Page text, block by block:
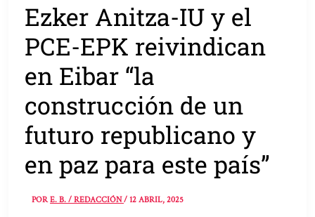
Ezker Anitza-IU y el
PCE-EPK reivindican
en Eibar “la
construcción de un
futuro republicano y
en paz para este país”
PORE. B. / REDACCIÓN/12 ABRIL, 2025